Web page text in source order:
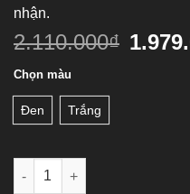
nhận.
2.110.000₫
Chọn màu
Đen Trắng
Đèn kẹp bàn thông minh